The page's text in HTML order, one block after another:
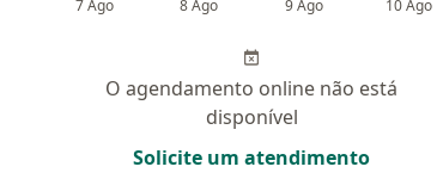
7 Ago 8 Ago 9 Ago 10 Ago
O agendamento online não está
disponível
Solicite um atendimento